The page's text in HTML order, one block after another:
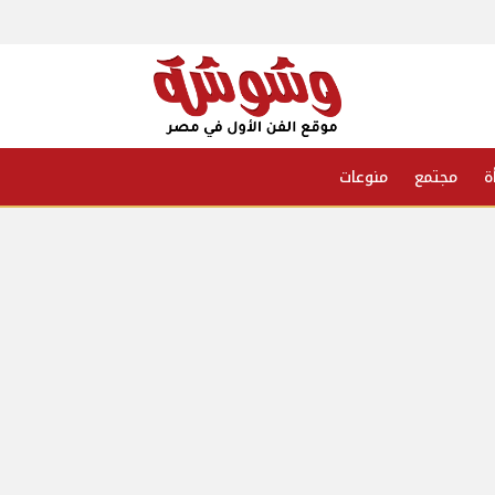
مجتمع منوعات